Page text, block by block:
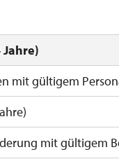
Jahre)
mit gültigem
mit gültigem